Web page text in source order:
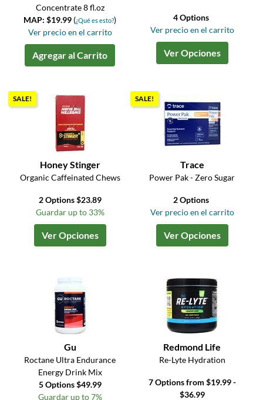
Concentrate 8 fl.oz
MAP: $19.99 (¿Qué es esto?)
Ver precio en el carrito
Agregar al Carrito
4 Options
Ver precio en el carrito
Ver Opciones
SALE!
Honey Stinger
Organic Caffeinated Chews
2 Options $23.89
Guardar up to 33%
Ver Opciones
SALE!
Trace
Power Pak - Zero Sugar
2 Options
Ver precio en el carrito
Ver Opciones
Gu
Roctane Ultra Endurance
Energy Drink Mix
5 Options $49.99
Guardar up to 7%
Redmond Life
Re-Lyte Hydration
7 Options from $19.99 -
$36.99